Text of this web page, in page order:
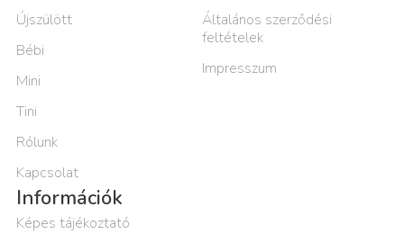
Újszülött
Bébi
Mini
Tini
Rólunk
Kapcsolat
Általános szerződési
feltételek
Impresszum
Információk
Képes tájékoztató